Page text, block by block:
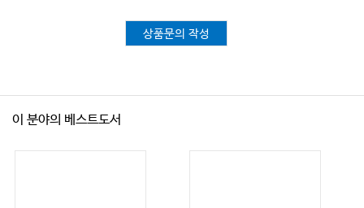
상품문의 작성
이 분야의 베스트도서